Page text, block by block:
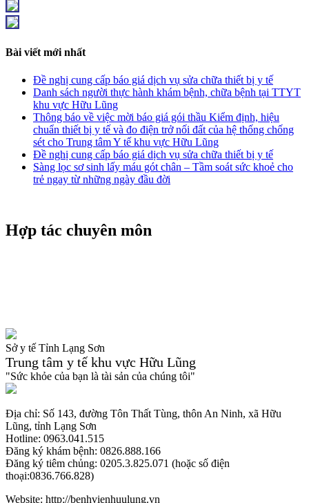
Bài viết mới nhất
Đề nghị cung cấp báo giá dịch vụ sửa chữa thiết bị y tế
Danh sách người thực hành khám bệnh, chữa bệnh tại TTYT
khu vực Hữu Lũng
Thông báo về việc mời báo giá gói thầu Kiểm định, hiệu
chuẩn thiết bị y tế và đo điện trở nối đất của hệ thống chống
sét cho Trung tâm Y tế khu vực Hữu Lũng
Đề nghị cung cấp báo giá dịch vụ sửa chữa thiết bị y tế
Sàng lọc sơ sinh lấy máu gót chân – Tầm soát sức khoẻ cho
trẻ ngay từ những ngày đầu đời
Hợp tác chuyên môn
Sở y tế Tỉnh Lạng Sơn
Trung tâm y tế khu vực Hữu Lũng
"Sức khỏe của bạn là tài sản của chúng tôi"
Địa chỉ: Số 143, đường Tôn Thất Tùng, thôn An Ninh, xã Hữu
Lũng, tỉnh Lạng Sơn
Hotline: 0963.041.515
Đăng ký khám bệnh: 0826.888.166
Đăng ký tiêm chủng: 0205.3.825.071 (hoặc số điện
thoại:0836.766.828)
Website: http://benhvienhuulung.vn